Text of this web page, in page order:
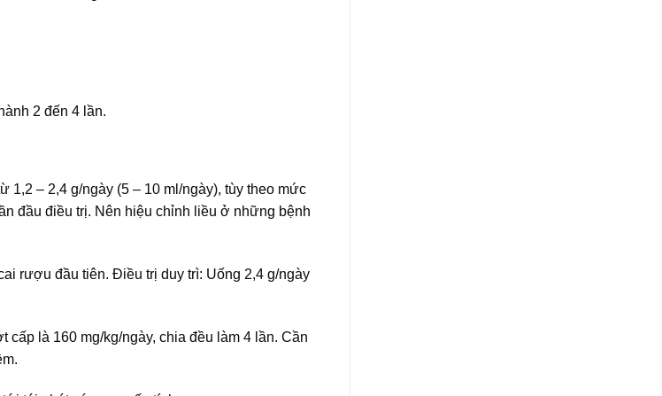
2 đến 4 lần.
1,2 – 2,4 g/ngày (5 – 10 ml/ngày), tùy theo mức
đầu điều trị. Nên hiệu chỉnh liều ở những bệnh
rượu đầu tiên. Điều trị duy trì: Uống 2,4 g/ngày
cấp là 160 mg/kg/ngày, chia đều làm 4 lần. Cần